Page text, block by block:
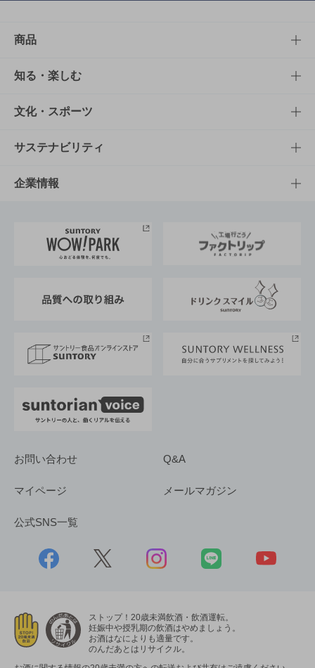
商品
商品TOP
商品一覧
商品発売情報
栄養成分一覧
知る・楽しむ
知る・楽しむTOP
キャンペーン
工場見学
地域情報
文化・スポーツ
文化・スポーツTOP
サントリーホール
サントリーサンバーズ大阪
サステナビリティ
サステナビリティTOP
サントリーが考えるサステナビリティ経営
企業情報
企業概要
採用情報
お問い合わせ Q&A
マイページ メールマガジン
公式SNS一覧
ストップ！20歳未満飲酒・飲酒運転。
妊娠中や授乳期の飲酒はやめましょう。
お酒はなによりも適量です。
のんだあとはリサイクル。